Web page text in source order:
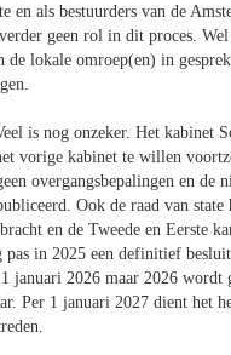
en als bestuurders van de
geen rol in dit proces.
de lokale omroep(en) in
is nog onzeker. Het kabinet
vorige kabinet te willen
overgangsbepalingen en de
Ook de raad van state
en de Tweede en Eerste
pas in 2025 een definitief
januari 2026 maar 2026 wordt
Per 1 januari 2027 dient het